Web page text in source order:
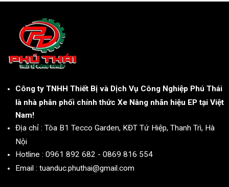
Công ty TNHH Thiết Bị và Dịch Vụ Công Nghiệp Phú Thái
là nhà phân phối chính thức Xe Nâng nhãn hiệu EP tại Việt
Nam!
Địa chỉ : Tòa B1 Tecco Garden, KĐT Tứ Hiệp, Thanh Trì, Hà
Nội
Hotline : 0961 892 682 - 0869 816 554
Email : tuanduc.phuthai@gmail.com